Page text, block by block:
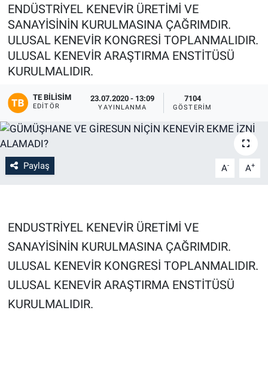
ENDÜSTRİYEL KENEVİR ÜRETİMİ VE
SANAYİSİNİN KURULMASINA ÇAĞRIMDIR.
ULUSAL KENEVİR KONGRESİ TOPLANMALIDIR.
ULUSAL KENEVİR ARAŞTIRMA ENSTİTÜSÜ
KURULMALIDIR.
TE BILISIM
EDITÖR
23.07.2020 - 13:09
YAYINLANMA
7104
GÖSTERIM
Paylaş A- A+
ENDUSTRİYEL KENEVİR ÜRETİMİ VE
SANAYİSİNİN KURULMASINA ÇAĞRIMDIR.
ULUSAL KENEVİR KONGRESİ TOPLANMALIDIR.
ULUSAL KENEVİR ARAŞTIRMA ENSTİTÜSÜ
KURULMALIDIR.
Tüm Manşetler
Son Dakika Haberleri
Haber Arşivi